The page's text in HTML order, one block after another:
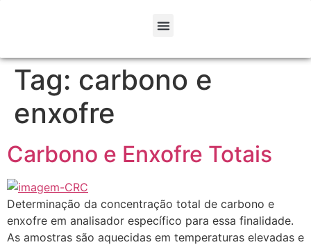
Tag: carbono e
enxofre
Carbono e Enxofre Totais
Determinação da concentração total de carbono e
enxofre em analisador específico para essa finalidade.
As amostras são aquecidas em temperaturas elevadas e